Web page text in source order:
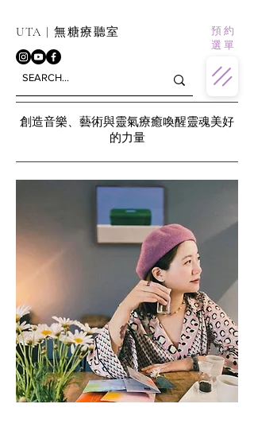
UTA | 無糖療聽室
預 約
選 單
創造音樂、藝術與靈氣療癒喚醒靈魂美好
的力量